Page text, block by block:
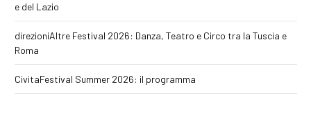
e del Lazio
direzioniAltre Festival 2026: Danza, Teatro e Circo tra la Tuscia e
Roma
CivitaFestival Summer 2026: il programma